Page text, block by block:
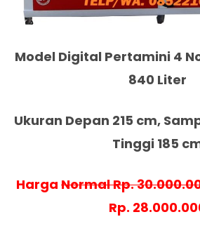
Model Digital Pertamini 4
840 Liter
Ukuran Depan 215 cm,
Tinggi 185
Harga Normal Rp.
Rp.